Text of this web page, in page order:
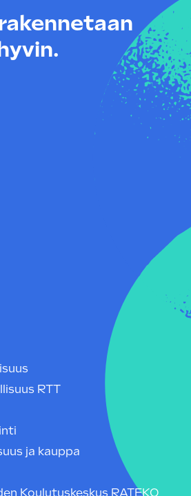
RTT
ja kauppa
Koulutuskeskus RATEKO